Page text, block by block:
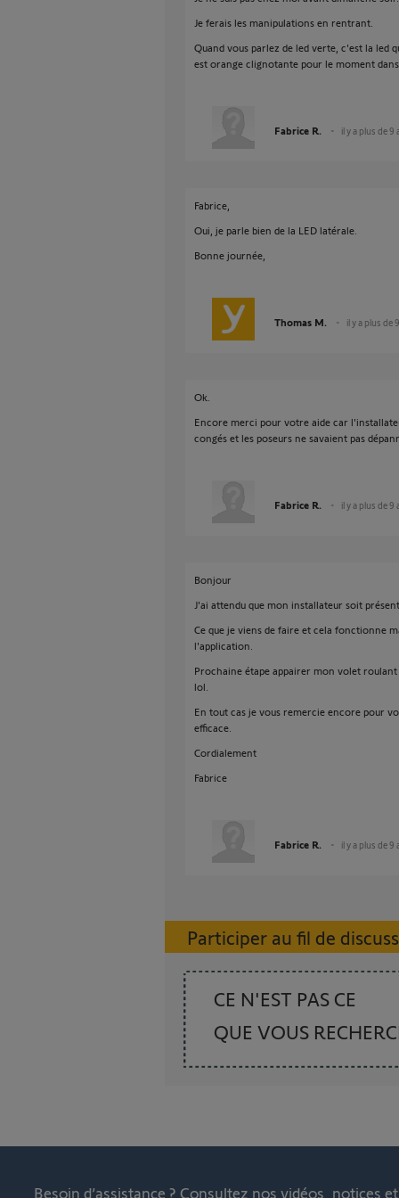
Je ferais les manipulations en rentrant.
Quand vous parlez de led verte, c'est la led
est orange clignotante pour le moment
Fabrice R. il y a plus de 9
Fabrice,
Oui, je parle bien de la LED latérale.
Bonne journée,
Thomas M. il y a plus de
Ok.
Encore merci pour votre aide car
congés et les poseurs ne savaient pas
Fabrice R. il y a plus de 9
Bonjour
J'ai attendu que mon installateur soit
Ce que je viens de faire et cela fonctionne
l'application.
Prochaine étape appairer mon volet
lol.
En tout cas je vous remercie encore pour
efficace.
Cordialement
Fabrice
Fabrice R. il y a plus de 9
Participer au fil de
CE N'EST PAS CE
QUE VOUS
Besoin d’assistance ? Consultez nos vidéos, notices